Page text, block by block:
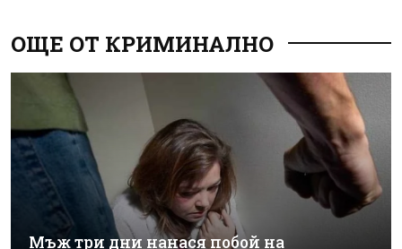
ОЩЕ ОТ КРИМИНАЛНО
Мъж три дни нанася побой на